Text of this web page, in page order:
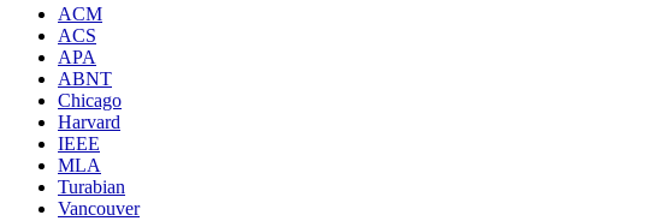
ACM
ACS
APA
ABNT
Chicago
Harvard
IEEE
MLA
Turabian
Vancouver